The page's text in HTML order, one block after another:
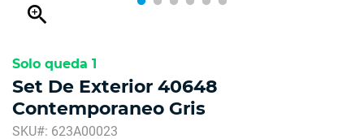
zoom_in
Solo queda 1
Set De Exterior 40648
Contemporaneo Gris
SKU#: 623A00023